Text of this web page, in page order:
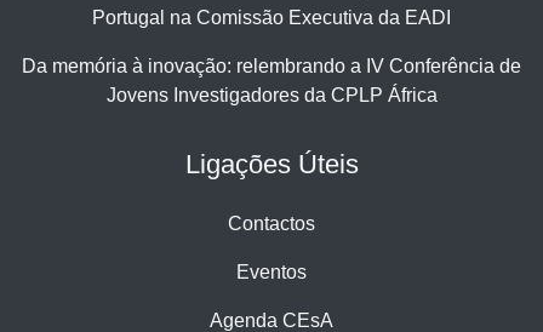
Portugal na Comissão Executiva da EADI
Da memória à inovação: relembrando a IV Conferência de
Jovens Investigadores da CPLP África
Ligações Úteis
Contactos
Eventos
Agenda CEsA